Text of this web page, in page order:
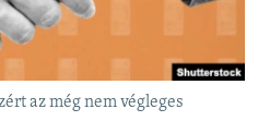
az még nem végleges